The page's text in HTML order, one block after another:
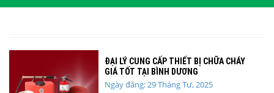
ĐẠI LÝ CUNG CẤP THIẾT BỊ CHỮA CHÁY
GIÁ TỐT TẠI BÌNH DƯƠNG
Ngày đăng: 29 Tháng Tư, 2025